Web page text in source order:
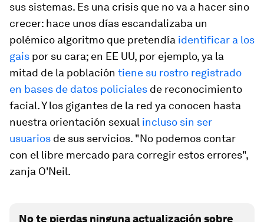
sus sistemas. Es una crisis que no va a hacer sino
crecer: hace unos días escandalizaba un
polémico algoritmo que pretendía identificar a los
gais por su cara; en EE UU, por ejemplo, ya la
mitad de la población tiene su rostro registrado
en bases de datos policiales de reconocimiento
facial. Y los gigantes de la red ya conocen hasta
nuestra orientación sexual incluso sin ser
usuarios de sus servicios. "No podemos contar
con el libre mercado para corregir estos errores",
zanja O'Neil.
No te pierdas ninguna actualización sobre